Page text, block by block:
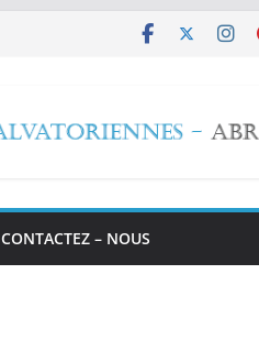
CONTACTEZ – NOUS